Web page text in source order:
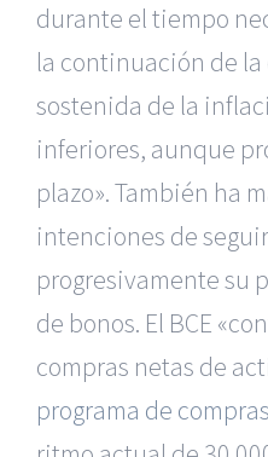
durante el tiempo
la continuación de
sostenida de la
inferiores, aunque
plazo». También ha
intenciones de
progresivamente su
de bonos. El BCE
compras netas de
programa de